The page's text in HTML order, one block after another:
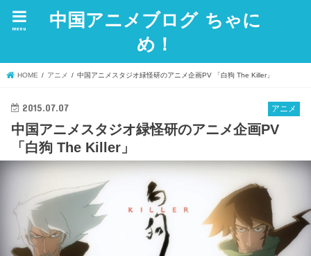
中国アニメブログ ちゃに
め！
menu
HOME アニメ 中国アニメスタジオ緑怪研のアニメ企画PV 「白狗 The Killer」
アニメ
2015.07.07
中国アニメスタジオ緑怪研のアニメ企画PV
「白狗 The Killer」